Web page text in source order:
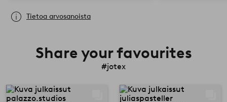
Tietoa arvosanoista
Share your favourites
#jotex